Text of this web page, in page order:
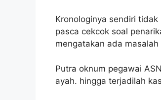
Kronologinya sendiri
pasca cekcok soal
mengatakan ada
Putra oknum pegawai
ayah. hingga terjadilah